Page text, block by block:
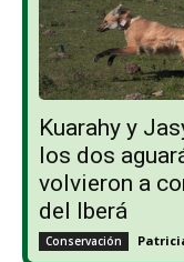
Kuarahy y
los dos
volvieron a
del Iberá
Conservación